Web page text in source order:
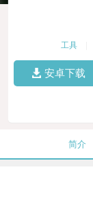
工具
安卓下载
简介